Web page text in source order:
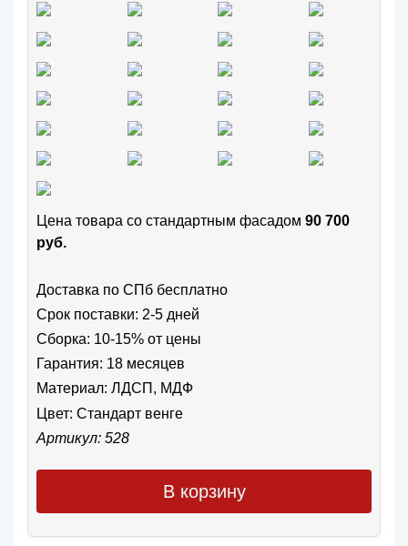
Цена товара cо стандартным фасадом 90 700
руб.
Доставка по СПб бесплатно
Срок поставки: 2-5 дней
Сборка: 10-15% от цены
Гарантия: 18 месяцев
Материал: ЛДСП, МДФ
Цвет: Стандарт венге
Артикул: 528
В корзину